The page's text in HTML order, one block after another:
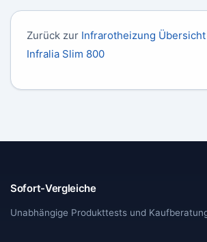
IP24 nur für überdachte
Zurück zur Infrarotheizung Übersicht
Infralia Slim 800
Sofort-Vergleiche
Unabhängige Produkttests und